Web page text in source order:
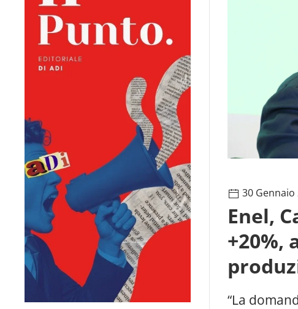
30 Gennaio
Enel,
+20%,
“La